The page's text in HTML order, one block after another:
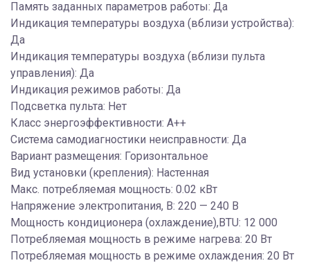
Память заданных параметров работы: Да
Индикация температуры воздуха (вблизи устройства):
Да
Индикация температуры воздуха (вблизи пульта
управления): Да
Индикация режимов работы: Да
Подсветка пульта: Нет
Класс энергоэффективности: A++
Система самодиагностики неисправности: Да
Вариант размещения: Горизонтальное
Вид установки (крепления): Настенная
Макс. потребляемая мощность: 0.02 кВт
Напряжение электропитания, В: 220 — 240 В
Мощность кондиционера (охлаждение),BTU: 12 000
Потребляемая мощность в режиме нагрева: 20 Вт
Потребляемая мощность в режиме охлаждения: 20 Вт